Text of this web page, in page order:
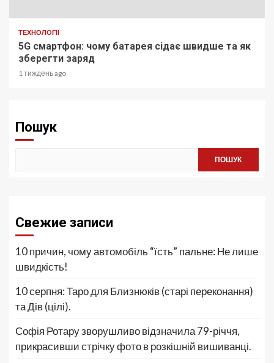
ТЕХНОЛОГІЇ
5G смартфон: чому батарея сідає швидше та як
зберегти заряд
1 тиждень ago
Пошук
ПОШУК
Свежие записи
10 причин, чому автомобіль “їсть” пальне: Не лише
швидкість!
10 серпня: Таро для Близнюків (старі переконання)
та Дів (цілі).
Софія Ротару зворушливо відзначила 79-річчя,
прикрасивши стрічку фото в розкішній вишиванці.